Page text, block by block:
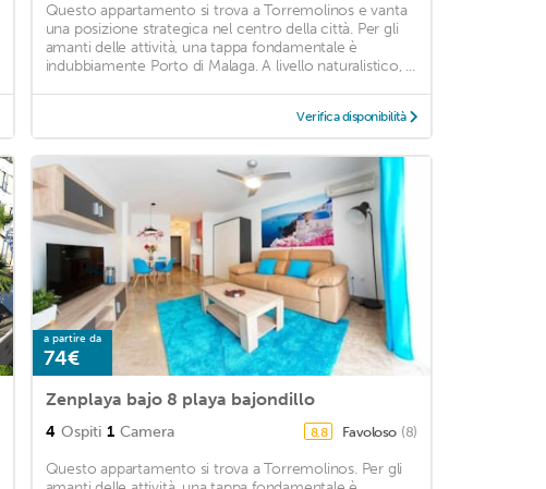
Questo appartamento si trova a Torremolinos e vanta
una posizione strategica nel centro della città. Per gli
amanti delle attività, una tappa fondamentale è
indubbiamente Porto di Malaga. A livello naturalistico, ...
Verifica disponibilità
a partire da
74€
Zenplaya bajo 8 playa bajondillo
4 Ospiti 1 Camera 8,8 Favoloso (8)
Questo appartamento si trova a Torremolinos. Per gli